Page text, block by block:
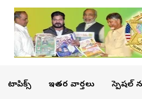
టాపిక్స్ ఇతర వార్తలు స్పెషల్